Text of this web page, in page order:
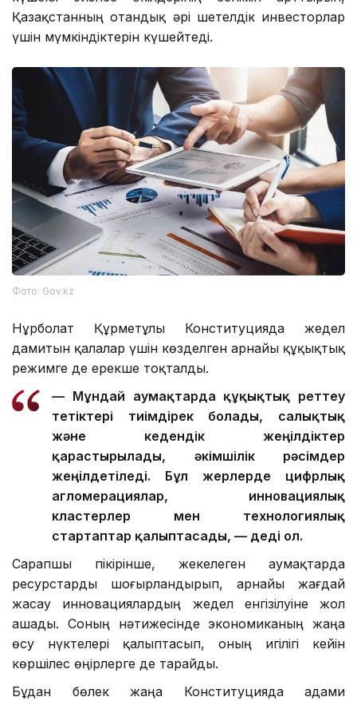
Қазақстанның отандық әрі шетелдік инвесторлар
үшін мүмкіндіктерін күшейтеді.
Фото: Gov.kz
Нұрболат Құрметұлы Конституцияда жедел
дамитын қалалар үшін көзделген арнайы құқықтық
режимге де ерекше тоқталды.
— Мұндай аумақтарда құқықтық реттеу
тетіктері тиімдірек болады, салықтық
және кедендік жеңілдіктер
қарастырылады, әкімшілік рәсімдер
жеңілдетіледі. Бұл жерлерде цифрлық
агломерациялар, инновациялық
кластерлер мен технологиялық
стартаптар қалыптасады, — деді ол.
Сарапшы пікірінше, жекелеген аумақтарда
ресурстарды шоғырландырып, арнайы жағдай
жасау инновациялардың жедел енгізілуіне жол
ашады. Соның нәтижесінде экономиканың жаңа
өсу нүктелері қалыптасып, оның игілігі кейін
көршілес өңірлерге де тарайды.
Бұдан бөлек жаңа Конституцияда адами